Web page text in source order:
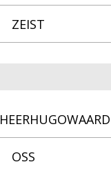
ZEIST
HEERHUGOWAARD
OSS